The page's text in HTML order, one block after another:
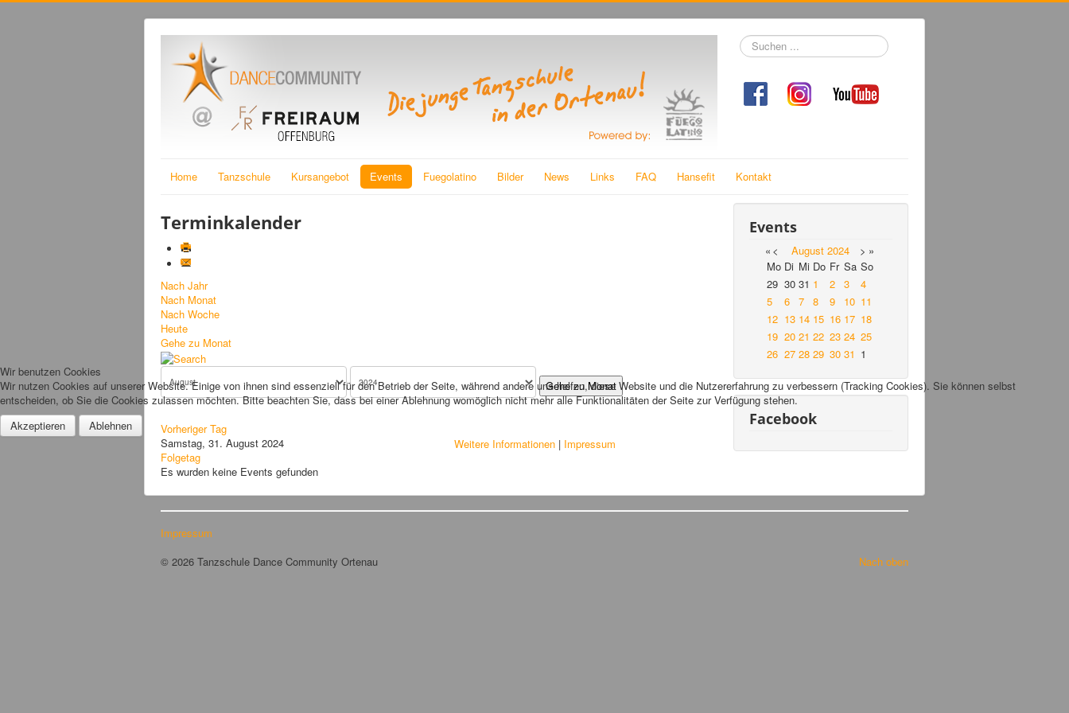
Suchen
...
Home Tanzschule Kursangebot Events Fuegolatino Bilder News Links FAQ Hansefit Kontakt
Terminkalender
Nach Jahr
Nach Monat
Nach Woche
Heute
Gehe zu Monat
Gehe zu Monat
Vorheriger Tag
Samstag, 31. August 2024
Folgetag
Es wurden keine Events gefunden
Events
« < August 2024 > »
Mo Di Mi Do Fr Sa So
29 30 31 1 2 3
4
5
6 7 8 9 10 11
12 13 14 15 16 17 18
19 20 21 22 23 24 25
26 27 28 29 30 31 1
Facebook
Impressum
Nach oben
© 2026 Tanzschule Dance Community Ortenau
Wir benutzen Cookies
Wir nutzen Cookies auf unserer Website. Einige von ihnen sind essenziell für den Betrieb der Seite, während andere uns helfen, diese Website und die Nutzererfahrung zu verbessern (Tracking Cookies). Sie können selbst
entscheiden, ob Sie die Cookies zulassen möchten. Bitte beachten Sie, dass bei einer Ablehnung womöglich nicht mehr alle Funktionalitäten der Seite zur Verfügung stehen.
Akzeptieren
Ablehnen
Weitere Informationen| Impressum